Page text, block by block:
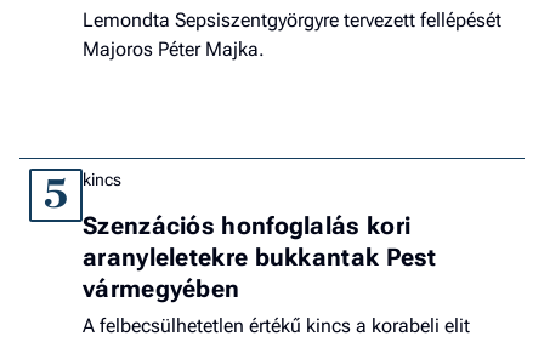
Lemondta Sepsiszentgyörgyre tervezett fellépését
Majoros Péter Majka.
5 kincs
Szenzációs honfoglalás kori
aranyleletekre bukkantak Pest
vármegyében
A felbecsülhetetlen értékű kincs a korabeli elit